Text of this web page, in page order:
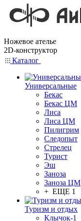
Ножевое ателье
2D-конструктор
Каталог
Универсальные
Бекас
Бекас ЦМ
Лиса
Лиса ЦМ
Пилигрим
Следопыт
Стрелец
Турист
Эш
Заноза
Заноза ЦМ
+ ЕЩЕ 1
Туризм и отдых
Клычок-1